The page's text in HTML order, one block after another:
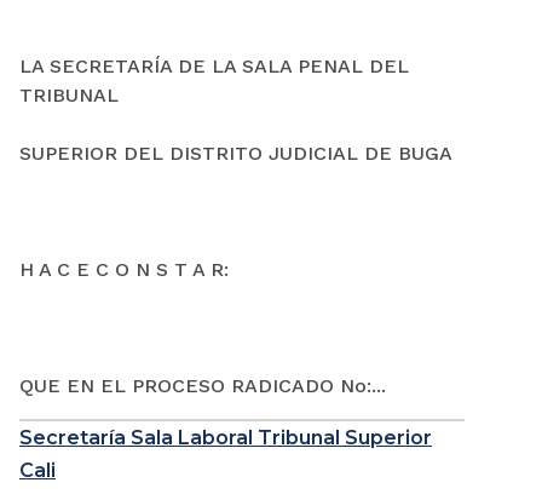
LA SECRETARÍA DE LA SALA PENAL DEL
TRIBUNAL
SUPERIOR DEL DISTRITO JUDICIAL DE BUGA
H A C E C O N S T A R:
QUE EN EL PROCESO RADICADO No:...
Secretaría Sala Laboral Tribunal Superior
Cali